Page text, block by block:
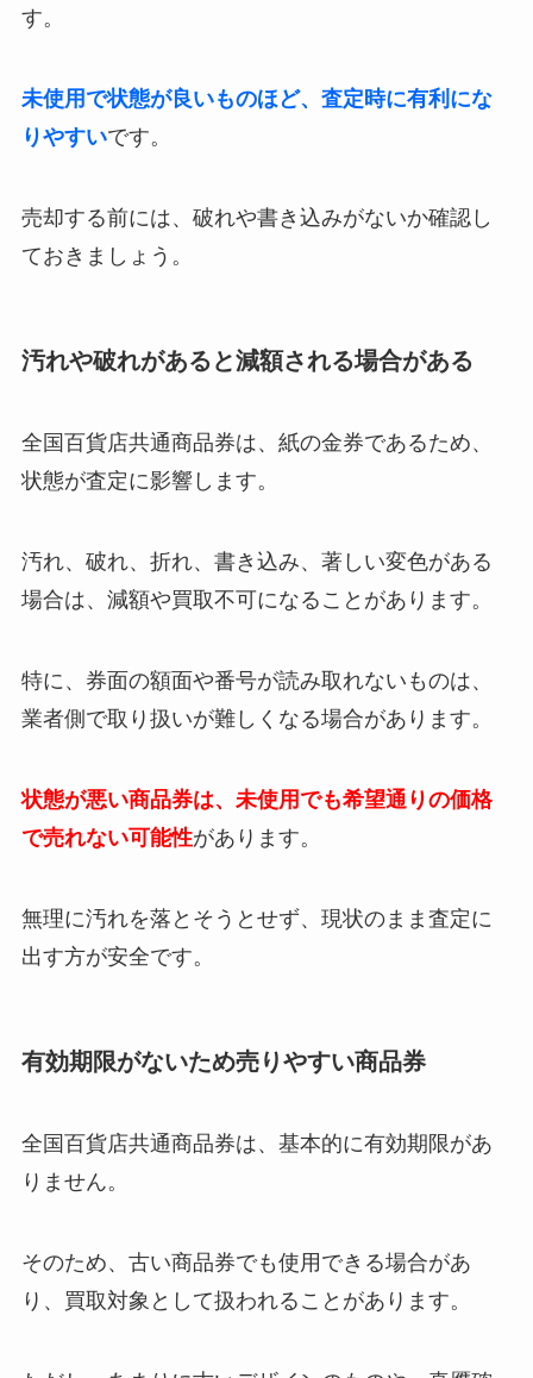
す。
未使用で状態が良いものほど、査定時に有利にな
りやすいです。
売却する前には、破れや書き込みがないか確認し
ておきましょう。
汚れや破れがあると減額される場合がある
全国百貨店共通商品券は、紙の金券であるため、
状態が査定に影響します。
汚れ、破れ、折れ、書き込み、著しい変色がある
場合は、減額や買取不可になることがあります。
特に、券面の額面や番号が読み取れないものは、
業者側で取り扱いが難しくなる場合があります。
状態が悪い商品券は、未使用でも希望通りの価格
で売れない可能性があります。
無理に汚れを落とそうとせず、現状のまま査定に
出す方が安全です。
有効期限がないため売りやすい商品券
全国百貨店共通商品券は、基本的に有効期限があ
りません。
そのため、古い商品券でも使用できる場合があ
り、買取対象として扱われることがあります。